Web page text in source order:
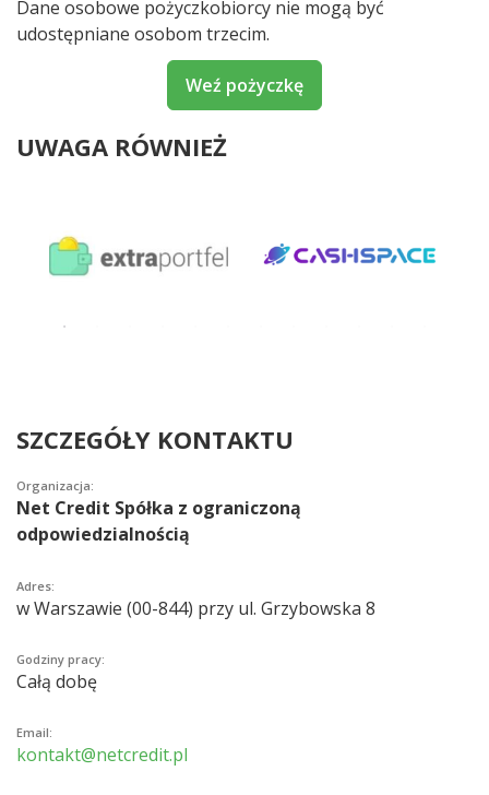
Dane osobowe pożyczkobiorcy nie mogą być
udostępniane osobom trzecim.
Weź pożyczkę
UWAGA RÓWNIEŻ
SZCZEGÓŁY KONTAKTU
Organizacja:
Net Credit Spółka z ograniczoną
odpowiedzialnością
Adres:
w Warszawie (00-844) przy ul. Grzybowska 8
Godziny pracy:
Całą dobę
Email:
kontakt@netcredit.pl